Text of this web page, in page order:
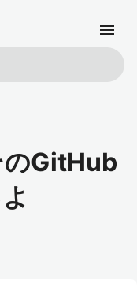
menu
GitHub